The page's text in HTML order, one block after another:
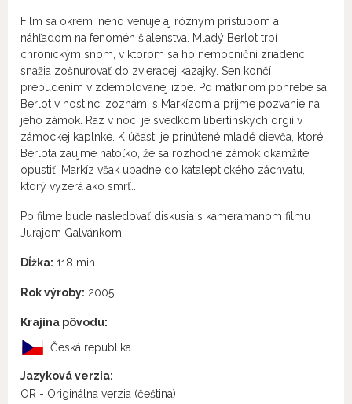
Film sa okrem iného venuje aj rôznym prístupom a
náhľadom na fenomén šialenstva. Mladý Berlot trpí
chronickým snom, v ktorom sa ho nemocniční zriadenci
snažia zošnurovať do zvieracej kazajky. Sen končí
prebudením v zdemolovanej izbe. Po matkinom pohrebe sa
Berlot v hostinci zoznámi s Markízom a prijme pozvanie na
jeho zámok. Raz v noci je svedkom libertínskych orgií v
zámockej kaplnke. K účasti je prinútené mladé dievča, ktoré
Berlota zaujme natoľko, že sa rozhodne zámok okamžite
opustiť. Markíz však upadne do kataleptického záchvatu,
ktorý vyzerá ako smrť...
Po filme bude nasledovať diskusia s kameramanom filmu
Jurajom Galvánkom.
Dĺžka: 118 min
Rok výroby: 2005
Krajina pôvodu:
Česká republika
Jazyková verzia:
OR - Originálna verzia (čeština)